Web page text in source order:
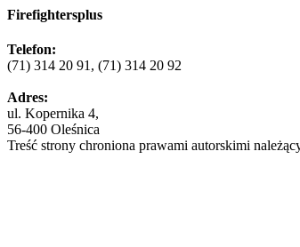
Firefightersplus
Telefon:
(71) 314 20 91, (71) 314 20 92
Adres:
ul. Kopernika 4,
56-400 Oleśnica
Treść strony chroniona prawami autorskimi